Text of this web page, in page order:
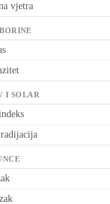
vjetra
I SOLAR